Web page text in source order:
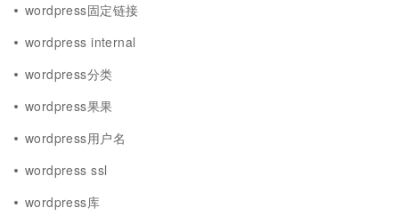
wordpress固定链接
wordpress internal
wordpress分类
wordpress果果
wordpress用户名
wordpress ssl
wordpress库